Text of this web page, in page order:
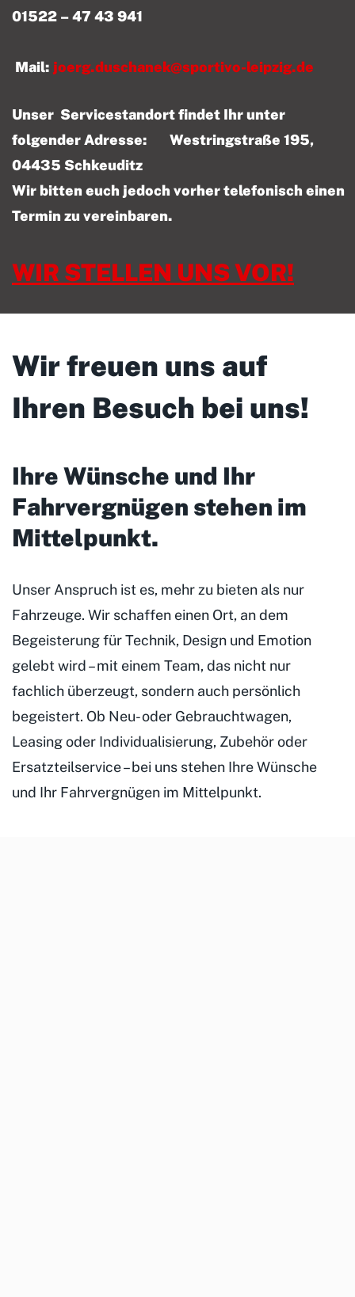
01522 – 47 43 941
Mail: joerg.duschanek@sportivo-leipzig.de
Unser Servicestandort findet Ihr unter
folgender Adresse: Westringstraße 195,
04435 Schkeuditz
Wir bitten euch jedoch vorher telefonisch einen
Termin zu vereinbaren.
WIR STELLEN UNS VOR!
Wir freuen uns auf
Ihren Besuch bei uns!
Ihre Wünsche und Ihr
Fahrvergnügen stehen im
Mittelpunkt.
Unser Anspruch ist es, mehr zu bieten als nur
Fahrzeuge. Wir schaffen einen Ort, an dem
Begeisterung für Technik, Design und Emotion
gelebt wird – mit einem Team, das nicht nur
fachlich überzeugt, sondern auch persönlich
begeistert. Ob Neu- oder Gebrauchtwagen,
Leasing oder Individualisierung, Zubehör oder
Ersatzteilservice – bei uns stehen Ihre Wünsche
und Ihr Fahrvergnügen im Mittelpunkt.